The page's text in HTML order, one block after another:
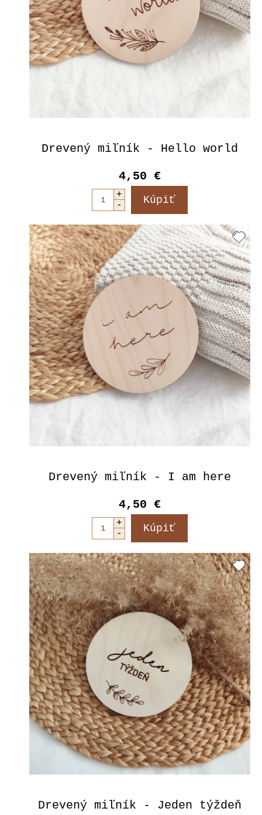
Drevený miľník - Hello world
4,50 €
Drevený miľník - I am here
4,50 €
Drevený miľník - Jeden týždeň